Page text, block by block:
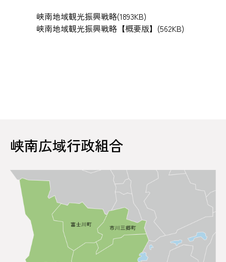
峡南地域観光振興戦略(1893KB)
峡南地域観光振興戦略【概要版】 (562KB)
峡南広域行政組合